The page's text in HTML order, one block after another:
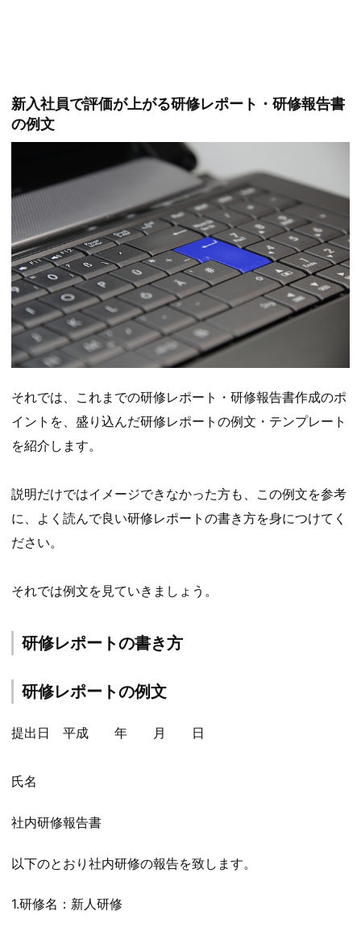
新入社員で評価が上がる研修レポート・研修報告書
の例文
それでは、これまでの研修レポート・研修報告書作成のポ
イントを、盛り込んだ研修レポートの例文・テンプレート
を紹介します。
説明だけではイメージできなかった方も、この例文を参考
に、よく読んで良い研修レポートの書き方を身につけてく
ださい。
それでは例文を見ていきましょう。
研修レポートの書き方
研修レポートの例文
提出日 平成 年 月 日
氏名
社内研修報告書
以下のとおり社内研修の報告を致します。
1.研修名：新人研修